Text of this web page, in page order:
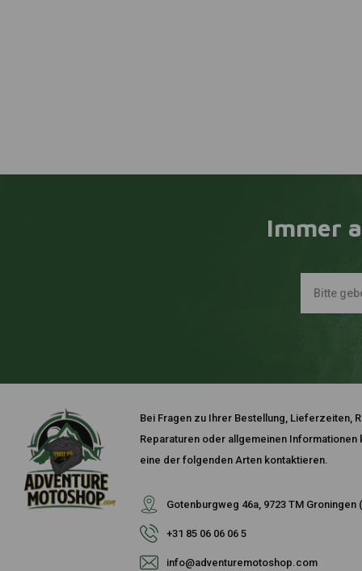
Immer
Bei Fragen zu Ihrer Bestellung, Lieferzeiten,
Reparaturen oder allgemeinen Informationen
eine der folgenden Arten kontaktieren.
Gotenburgweg 46a, 9723 TM Groningen
+31 85 06 06 06 5
info@adventuremotoshop.com